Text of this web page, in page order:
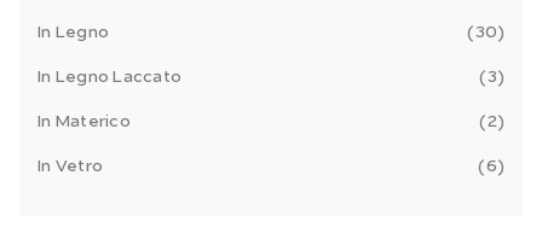
In Legno 30
In Legno Laccato 3
In Materico 2
In Vetro 6